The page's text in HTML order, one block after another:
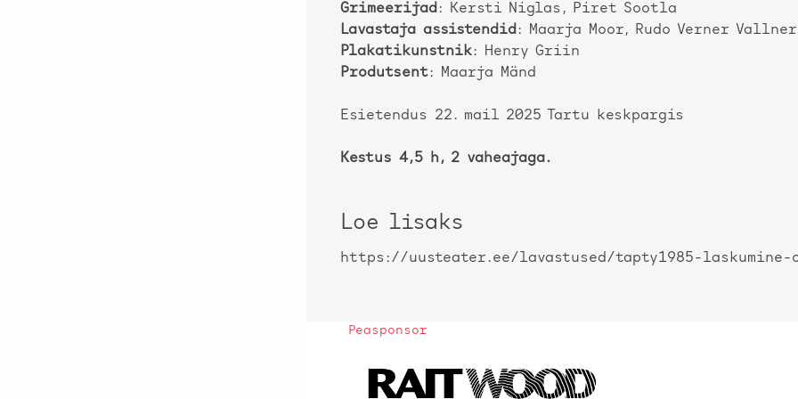
Grimeerijad : Kersti Niglas, Piret Sootla
Lavastaja assistendid : Maarja Moor, Rudo Verner Vallner
Plakatikunstnik: Henry Griin
Produtsent: Maarja Mänd
Esietendus 22. mail 2025 Tartu keskpargis
Kestus 4,5 h, 2 vaheajaga.
Loe lisaks
https://uusteater.ee/lavastused/tapty1985-laskumine-
Peasponsor